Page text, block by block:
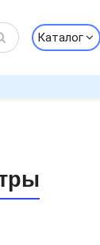
Каталог